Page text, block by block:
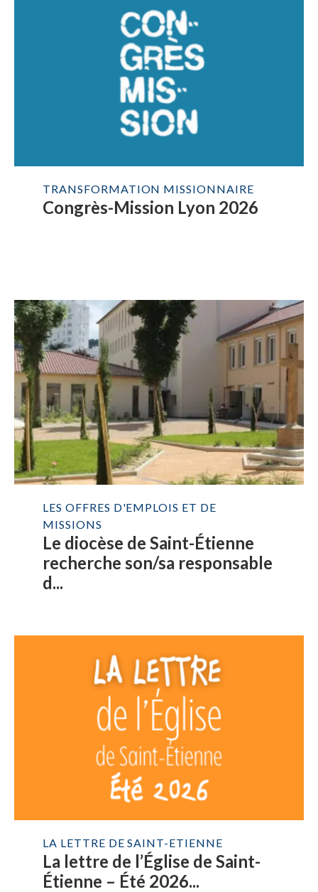
TRANSFORMATION MISSIONNAIRE
Congrès-Mission Lyon 2026
LES OFFRES D'EMPLOIS ET DE
MISSIONS
Le diocèse de Saint-Étienne
recherche son/sa responsable
d...
LA LETTRE DE SAINT-ETIENNE
La lettre de l’Église de Saint-
Étienne – Été 2026...